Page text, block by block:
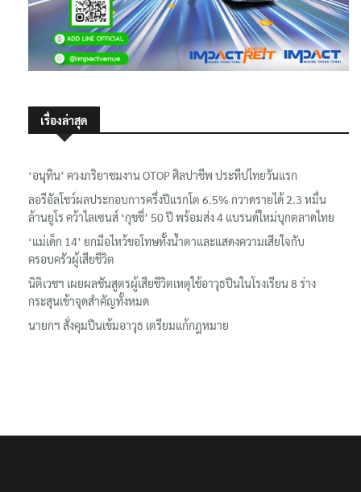
เรื่องล่าสุด
‘อนุทิน’ ควงภริยาชมงาน OTOP ศิลปาชีพ ประทีปไทยวันแรก
ลอรีอัลโชว์ผลประกอบการครึ่งปีแรกโต 6.5% กวาดรายได้ 2.3 หมื่น
ล้านยูโร คว้าไลเซนส์ ‘กุชชี่’ 50 ปี พร้อมส่ง 4 แบรนด์ใหม่บุกตลาดไทย
‘แม่เด็ก 14’ ยกมือไหว้ขอโทษทั้งน้ำตาและแสดงความเสียใจกับ
ครอบครัวผู้เสียชีวิต
นิติเวชฯ เผยผลชันสูตรผู้เสียชีวิตเหตุใช้อาวุธปืนในโรงเรียน 8 ร่าง
กระสุนเข้าจุดสำคัญทั้งหมด
นายกฯ สั่งคุมปืนเข้มอาวุธ เตรียมแก้กฎหมาย